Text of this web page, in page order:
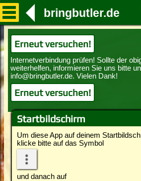
Startbildschirm
Um diese App auf deinem
klicke bitte auf das Symbol
und danach auf
bringbutler.de
Erneut versuchen!
Erneut versuchen!